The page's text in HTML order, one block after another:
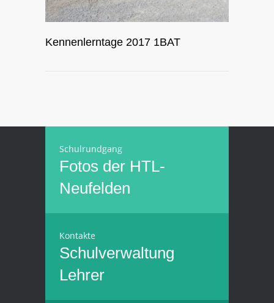
Kennenlerntage 2017 1BAT
Schulrundgang
Fotos der HTL-
Neufelden
Kontakte
Schulverwaltung
Lehrer